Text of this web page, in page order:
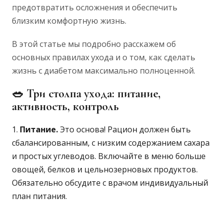
предотвратить осложнения и обеспечить
близким комфортную жизнь.
В этой статье мы подробно расскажем об
основных правилах ухода и о том, как сделать
жизнь с диабетом максимально полноценной.
🥗 Три столпа ухода: питание,
активность, контроль
Питание.Это основа! Рацион должен быть
сбалансированным, с низким содержанием сахара
и простых углеводов. Включайте в меню больше
овощей, белков и цельнозерновых продуктов.
Обязательно обсудите с врачом индивидуальный
план питания.